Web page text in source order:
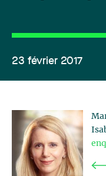
23 février 2017